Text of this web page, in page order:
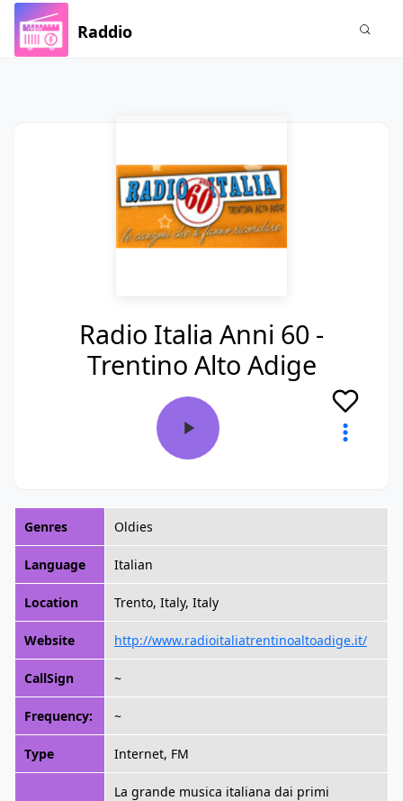
Raddio
Radio Italia Anni 60 -
Trentino Alto Adige
Genres Oldies
Language Italian
Location Trento, Italy, Italy
Website http://www.radioitaliatrentinoaltoadige.it/
CallSign ~
Frequency: ~
Type Internet, FM
La grande musica italiana dai primi